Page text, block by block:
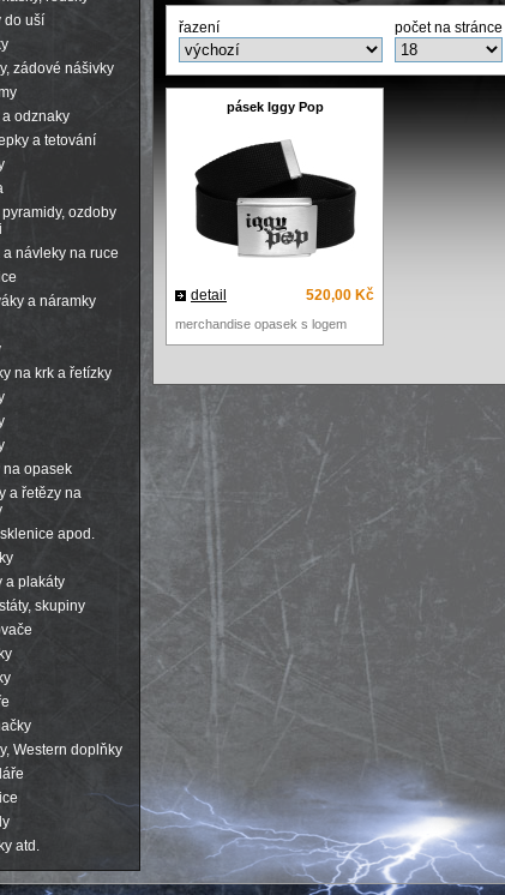
řazení počet na stránce
pásek Iggy Pop
520,00 Kč
detail
merchandise opasek s logem
do uší
zádové nášivky
a odznaky
a tetování
pyramidy, ozdoby
a návleky na ruce
a náramky
na krk a řetízky
na opasek
a řetězy na
sklenice apod.
a plakáty
skupiny
Western doplňky
atd.